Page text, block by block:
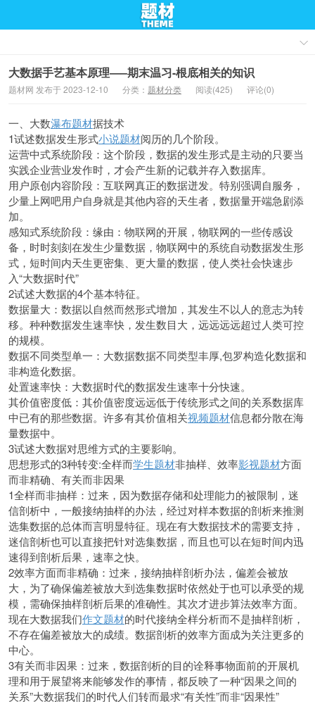
大数据手艺基本原理—–期末温习-根底相关的知识
题材网 发布于 2023-12-10 分类： 题材分类 阅读(425) 评论(0)
一、大数瀑布题材据技术
1试述数据发生形式小说题材阅历的几个阶段。
运营中式系统阶段：这个阶段，数据的发生形式是主动的只要当
实践企业营业发作时，才会产生新的记载并存入数据库。
用户原创内容阶段：互联网真正的数据迸发。特别强调自服务，
少量上网吧用户自身就是其他内容的天生者，数据量开端急剧添
加。
感知式系统阶段：缘由：物联网的开展，物联网的一些传感设
备，时时刻刻在发生少量数据，物联网中的系统自动数据发生形
式，短时间内天生更密集、更大量的数据，使人类社会快速步
入“大数据时代”
2试述大数据的4个基本特征。
数据量大：数据以自然而然形式增加，其发生不以人的意志为转
移。种种数据发生速率快，发生数目大，远远远远超过人类可控
的规模。
数据不同类型单一：大数据数据不同类型丰厚,包罗构造化数据和
非构造化数据。
处置速率快：大数据时代的数据发生速率十分快速。
其价值密度低：其价值密度远远低于传统形式之间的关系数据库
中已有的那些数据。许多有其价值相关视频题材信息都分散在海
量数据中。
3试述大数据对思维方式的主要影响。
思想形式的3种转变:全样而学生题材非抽样、效率影视题材方面
而非精确、有关而非因果
1全样而非抽样：过来，因为数据存储和处理能力的被限制，迷
信剖析中，一般接纳抽样的办法，经过对样本数据的剖析来推测
选集数据的总体而言明显特征。现在有大数据技术的需要支持，
迷信剖析也可以直接把针对选集数据，而且也可以在短时间内迅
速得到剖析后果，速率之快。
2效率方面而非精确：过来，接纳抽样剖析办法，偏差会被放
大，为了确保偏差被放大到选集数据时依然处于也可以承受的规
模，需确保抽样剖析后果的准确性。其次才进步算法效率方面。
现在大数据我们作文题材的时代接纳全样分析而不是抽样剖析，
不存在偏差被放大的成绩。数据剖析的效率方面成为关注更多的
中心。
3有关而非因果：过来，数据剖析的目的诠释事物面前的开展机
理和用于展望将来能够发作的事情，都反映了一种“因果之间的
关系”大数据我们的时代人们转而最求“有关性”而非“因果性”